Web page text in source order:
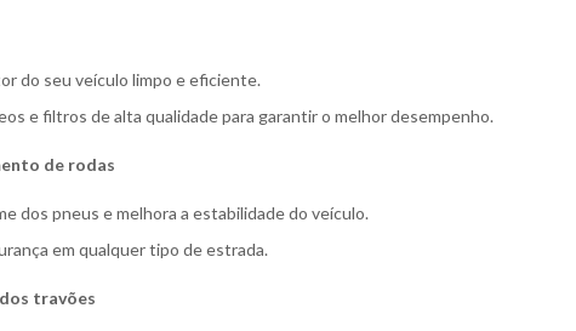
do seu veículo limpo e eficiente.
e filtros de alta qualidade para garantir o melhor desempenho.
de rodas
dos pneus e melhora a estabilidade do veículo.
em qualquer tipo de estrada.
travões